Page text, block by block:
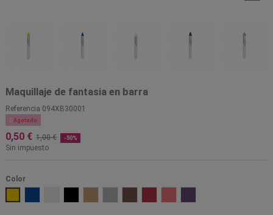
Maquillaje de fantasia en barra
Referencia 094XB30001
 Agotado
0,50 € 1,00 € -50%
Sin impuesto
Color